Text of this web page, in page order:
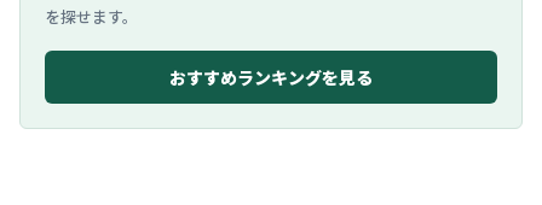
を探せます。
おすすめランキングを見る